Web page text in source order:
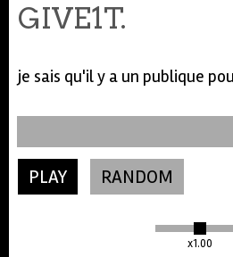
GIVE1T.
je sais qu'il y a un publique
PLAY RANDOM
x1.00